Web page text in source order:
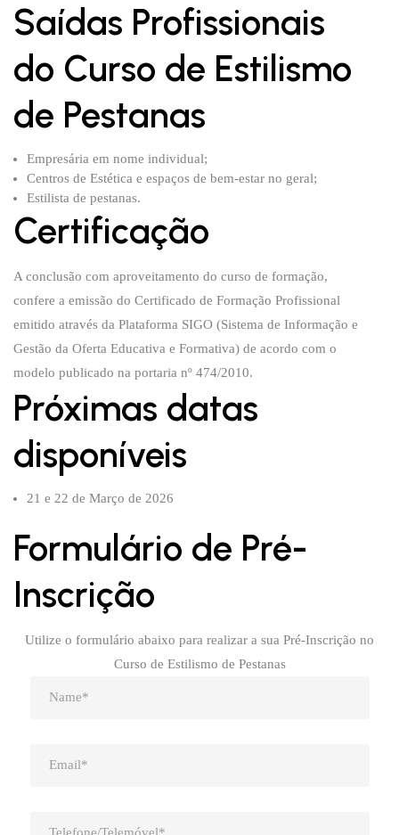
Saídas Profissionais
do Curso de Estilismo
de Pestanas
Empresária em nome individual;
Centros de Estética e espaços de bem-estar no geral;
Estilista de pestanas.
Certificação
A conclusão com aproveitamento do curso de formação,
confere a emissão do Certificado de Formação Profissional
emitido através da Plataforma SIGO (Sistema de Informação e
Gestão da Oferta Educativa e Formativa) de acordo com o
modelo publicado na portaria nº 474/2010.
Próximas datas
disponíveis
21 e 22 de Março de 2026
Formulário de Pré-
Inscrição
Utilize o formulário abaixo para realizar a sua Pré-Inscrição no
Curso de Estilismo de Pestanas